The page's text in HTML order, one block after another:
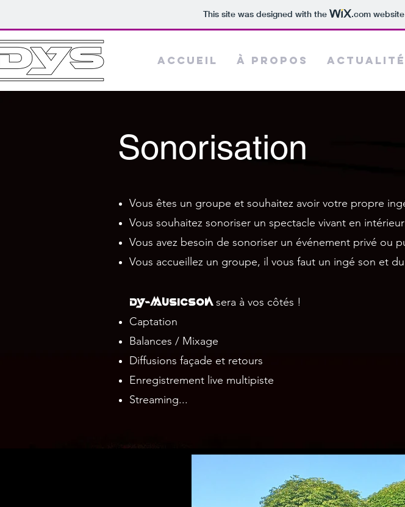
This site was designed with the .comwebsite
Accueil À propos
Sonorisation
Vous êtes un groupe et souhaitez avoir votre propre
Vous souhaitez sonoriser un spectacle vivant en
Vous avez besoin de sonoriser un événement privé ou
Vous accueillez un groupe, il vous faut un ingé son et
DY-musicSonsera à vos côtés !
Captation
Balances / Mixage
Diffusions façade et retours
Enregistrement live multipiste
Streaming...